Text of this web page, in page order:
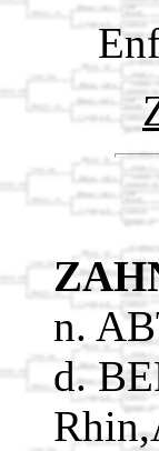
n.
d.